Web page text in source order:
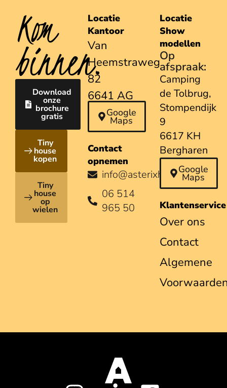
Kom
binnen.
Download
onze
brochure
gratis
Tiny
house
kopen
Tiny
house
op
wielen
Locatie
Kantoor
Van
Heemstraweg
82
6641 AG
Beuningen
Google
Maps
Contact
opnemen
info@asterixhouses.nl
06 514
965 50
Locatie
Show
modellen
Op
afspraak:
Camping
de Tolbrug,
Stompendijk
9
6617 KH
Bergharen
Google
Maps
Klantenservice
Over ons
Contact
Algemene